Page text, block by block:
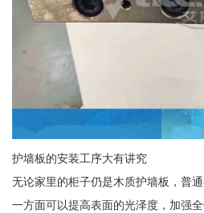
护墙板的安装工序大有讲究
无论家里的柜子仍是木质护墙板，普
一方面可以提高表面的光泽度，加强